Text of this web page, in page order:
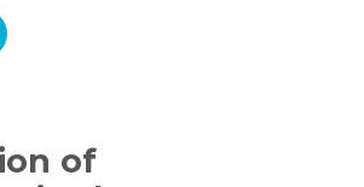
of